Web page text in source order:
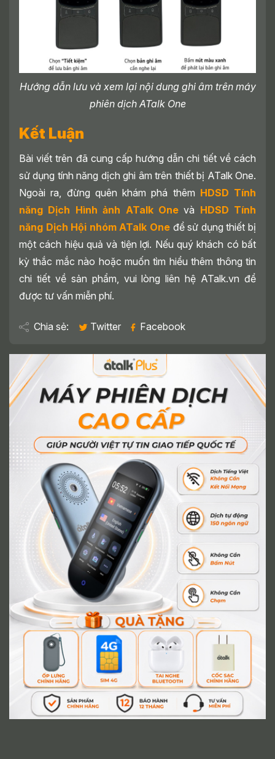
Hướng dẫn lưu và xem lại nội dung ghi âm trên máy
phiên dịch ATalk One
Kết Luận
Bài viết trên đã cung cấp hướng dẫn chi tiết về cách
sử dụng tính năng dịch ghi âm trên thiết bị ATalk One.
Ngoài ra, đừng quên khám phá thêm HDSD Tính
năng Dịch Hình ảnh ATalk Onevà HDSD Tính
năng Dịch Hội nhóm ATalk One để sử dụng thiết bị
một cách hiệu quả và tiện lợi. Nếu quý khách có bất
kỳ thắc mắc nào hoặc muốn tìm hiểu thêm thông tin
chi tiết về sản phẩm, vui lòng liên hệ ATalk.vn để
được tư vấn miễn phí.
Chia sẻ: Twitter Facebook